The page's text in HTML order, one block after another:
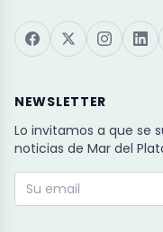
NEWSLETTER
Lo invitamos a que se
noticias de Mar del